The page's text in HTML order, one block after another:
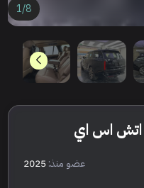
1/8
عضو منذ:2025